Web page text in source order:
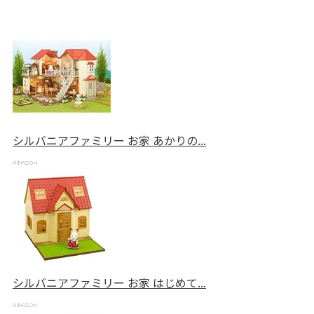
シルバニアファミリー お家 あかりの...
シルバニアファミリー お家 はじめて...